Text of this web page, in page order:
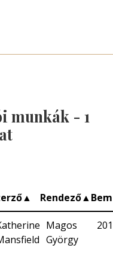
munkák - 1
▲ Rendező▲
Magos
György